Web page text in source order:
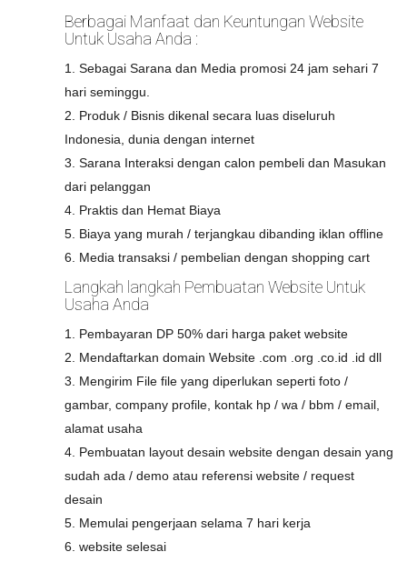
Berbagai Manfaat dan Keuntungan Website
Untuk Usaha Anda :
1. Sebagai Sarana dan Media promosi 24 jam sehari 7
hari seminggu.
2. Produk / Bisnis dikenal secara luas diseluruh
Indonesia, dunia dengan internet
3. Sarana Interaksi dengan calon pembeli dan Masukan
dari pelanggan
4. Praktis dan Hemat Biaya
5. Biaya yang murah / terjangkau dibanding iklan offline
6. Media transaksi / pembelian dengan shopping cart
Langkah langkah Pembuatan Website Untuk
Usaha Anda
1. Pembayaran DP 50% dari harga paket website
2. Mendaftarkan domain Website .com .org .co.id .id dll
3. Mengirim File file yang diperlukan seperti foto /
gambar, company profile, kontak hp / wa / bbm / email,
alamat usaha
4. Pembuatan layout desain website dengan desain yang
sudah ada / demo atau referensi website / request
desain
5. Memulai pengerjaan selama 7 hari kerja
6. website selesai